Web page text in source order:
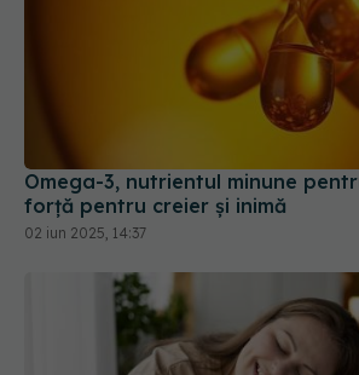
Omega-3, nutrientul minune
forță pentru creier și inimă